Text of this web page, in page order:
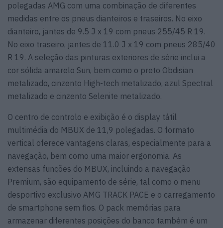
polegadas AMG com uma combinação de diferentes
medidas entre os pneus dianteiros e traseiros. No eixo
dianteiro, jantes de 9.5 J x 19 com pneus 255/45 R 19.
No eixo traseiro, jantes de 11.0 J x 19 com pneus 285/40
R 19. A seleção das pinturas exteriores de série inclui a
cor sólida amarelo Sun, bem como o preto Obdisian
metalizado, cinzento High-tech metalizado, azul Spectral
metalizado e cinzento Selenite metalizado.
O centro de controlo e exibição é o display tátil
multimédia do MBUX de 11,9 polegadas. O formato
vertical oferece vantagens claras, especialmente para a
navegação, bem como uma maior ergonomia. As
extensas funções do MBUX, incluindo a navegação
Premium, são equipamento de série, tal como o menu
desportivo exclusivo AMG TRACK PACE e o carregamento
de smartphone sem fios. O pack memórias para
armazenar diferentes posições do banco também é um